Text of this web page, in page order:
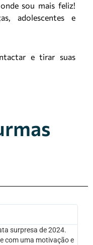
sou mais feliz!
adolescentes e
e tirar suas
surpresa de 2024.
com uma motivação e